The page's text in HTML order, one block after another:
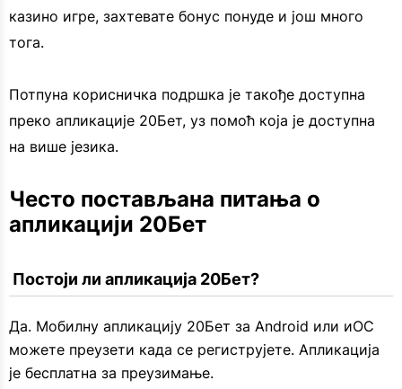
казино игре, захтевате бонус понуде и још много
тога.
Потпуна корисничка подршка је такође доступна
преко апликације 20Бет, уз помоћ која је доступна
на више језика.
Често постављана питања о
апликацији 20Бет
Постоји ли апликација 20Бет?
Да. Мобилну апликацију 20Бет за Android или иОС
можете преузети када се региструјете. Апликација
је бесплатна за преузимање.